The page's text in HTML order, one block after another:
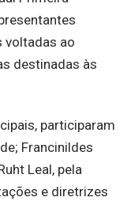
voltadas ao
destinadas às
participaram
Francinildes
Leal, pela
e diretrizes